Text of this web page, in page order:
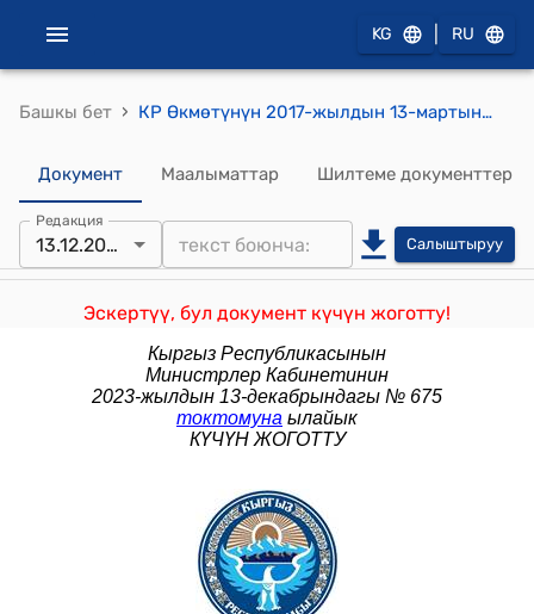
KG RU
Башкы бет › КР Өкмөтүнүн 2017-жылдын 13-мартындагы № 148-1/1 "Кыргыз Республикасынын Өкмөтү менен Кыргыз Республикасынын Улуттук банкынын 2017-жылга карата экономикалык саясаттын негизги багыттары жөнүндө биргелешкен билдирүүсү тууралуу" токтому
Документ Маалыматтар Шилтеме документтер
Редакция
13.12.2023 Салыштыруу
Эскертүү, бул документ күчүн жоготту!